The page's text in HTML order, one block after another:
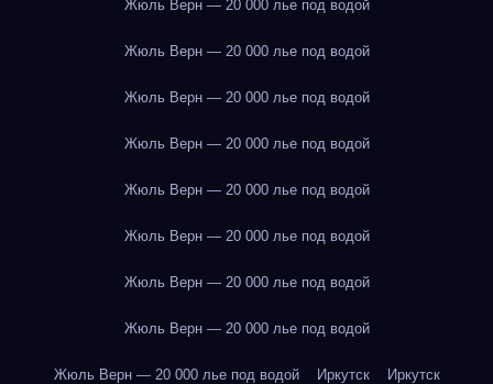
Жюль Верн — 20 000 лье под водой
Жюль Верн — 20 000 лье под водой
Жюль Верн — 20 000 лье под водой
Жюль Верн — 20 000 лье под водой
Жюль Верн — 20 000 лье под водой
Жюль Верн — 20 000 лье под водой
Жюль Верн — 20 000 лье под водой
Жюль Верн — 20 000 лье под водой
Жюль Верн — 20 000 лье под водой Иркутск Иркутск